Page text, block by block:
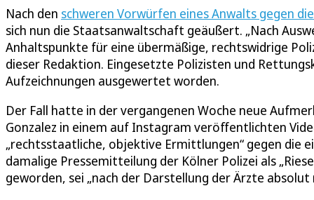
Nach den schweren Vorwürfen eines Anwalts gegen
sich nun die Staatsanwaltschaft geäußert. „Nach
Anhaltspunkte für eine übermäßige, rechtswidrige
dieser Redaktion. Eingesetzte Polizisten und
Aufzeichnungen ausgewertet worden.
Der Fall hatte in der vergangenen Woche neue
Gonzalez in einem auf Instagram veröffentlichten
„rechtsstaatliche, objektive Ermittlungen“ gegen die
damalige Pressemitteilung der Kölner Polizei als
geworden, sei „nach der Darstellung der Ärzte absolut